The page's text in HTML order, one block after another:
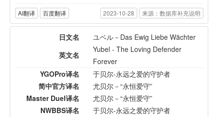
AI翻译 百度翻译 2023-10-28 来源：数据库补充说明
日文名
ユベル－Das Ewig Liebe Wächter
英文名
Yubel - The Loving Defender
Forever
YGOPro译名
于贝尔-永远之爱的守护者
简中官方译名
尤贝尔－“永恒爱守”
Master Duel译名
尤贝尔－“永恒爱守”
NWBBS译名
于贝尔-永远之爱的守护者